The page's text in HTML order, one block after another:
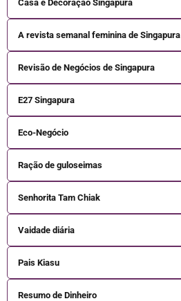
Casa e Decoração Singapura
A revista semanal feminina de Singapura
Revisão de Negócios de Singapura
E27 Singapura
Eco-Negócio
Ração de guloseimas
Senhorita Tam Chiak
Vaidade diária
Pais Kiasu
Resumo de Dinheiro